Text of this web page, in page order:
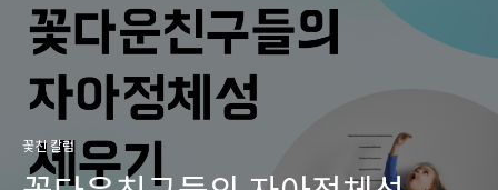
꽃친 칼럼